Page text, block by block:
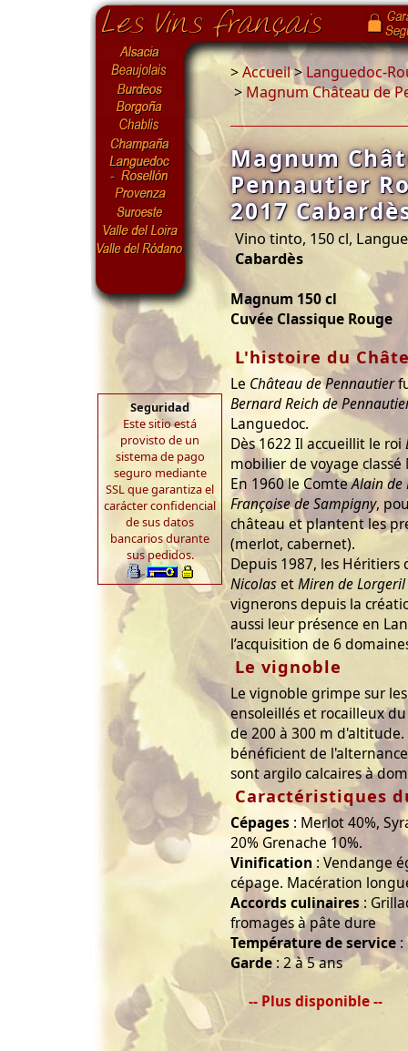
Seguridad
Este sitio está
provisto de un
sistema de pago
seguro mediante
SSL que garantiza el
carácter confidencial
de sus datos
bancarios durante
sus pedidos.
>Accueil>Languedoc-
> Magnum Château de
Magnum
Pennautier
2017
Vino tinto, 150 cl,
Cabardès
Magnum 150 cl
Cuvée Classique Rouge
L'histoire du
Le Château de Pennautier
Bernard Reich de
Languedoc.
Dès 1622 Il accueillit le roi
mobilier de voyage
En 1960 le ComteAlain de
Françoise de Sampigny,
château et plantent les
(merlot, cabernet).
Depuis 1987, les Héritiers
NicolasetMiren de Lorgeril
vignerons depuis la
aussi leur présence en
l’acquisition de 6
Le vignoble
Le vignoble grimpe sur
ensoleillés et rocailleux
de 200 à 300 m d'altitude.
bénéficient de
sont argilo calcaires à
Caractéristiques
Cépages : Merlot 40%,
20% Grenache 10%.
Vinification: Vendange
cépage. Macération
Accords culinaires:
fromages à pâte dure
Température de service :
Garde: 2 à 5 ans
-- Plus disponible --